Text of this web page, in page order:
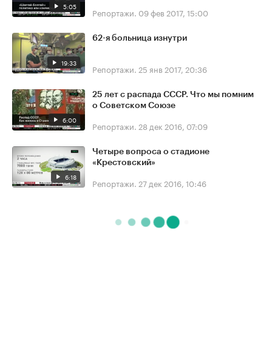
5:05 Репортажи. 09 фев 2017, 15:00
19:33
62-я больница изнутри
Репортажи. 25 янв 2017, 20:36
6:00
25 лет с распада СССР. Что мы помним
о Советском Союзе
Репортажи. 28 дек 2016, 07:09
6:18
Четыре вопроса о стадионе
«Крестовский»
Репортажи. 27 дек 2016, 10:46